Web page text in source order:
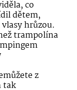
co
dětem,
hrůzou.
trampolína
z
tak